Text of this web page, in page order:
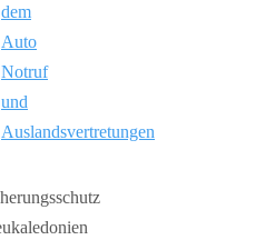
dem
Auto
Notruf
und
Auslandsvertretungen